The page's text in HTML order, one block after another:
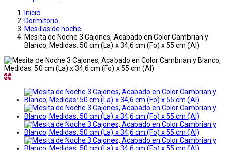
Inicio
Dormitorio
Mesillas de noche
Mesita de Noche 3 Cajones, Acabado en Color Cambrian y
Blanco, Medidas: 50 cm (La) x 34,6 cm (Fo) x 55 cm (Al)